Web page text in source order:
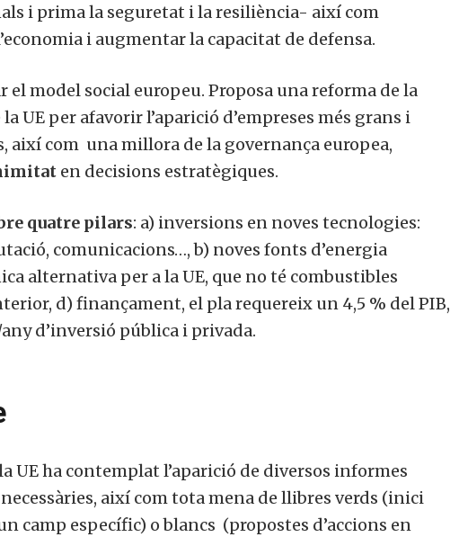
i prima la seguretat i la resiliència- així com
i augmentar la capacitat de defensa.
el model social europeu. Proposa una reforma de la
UE per afavorir l’aparició d’empreses més grans i
així com una millora de la governança europea,
en decisions estratègiques.
quatre pilars: a) inversions en noves tecnologies:
comunicacions…, b) noves fonts d’energia
alternativa per a la UE, que no té combustibles
d) finançament, el pla requereix un 4,5 % del PIB,
d’inversió pública i privada.
UE ha contemplat l’aparició de diversos informes
així com tota mena de llibres verds (inici
camp específic) o blancs (propostes d’accions en